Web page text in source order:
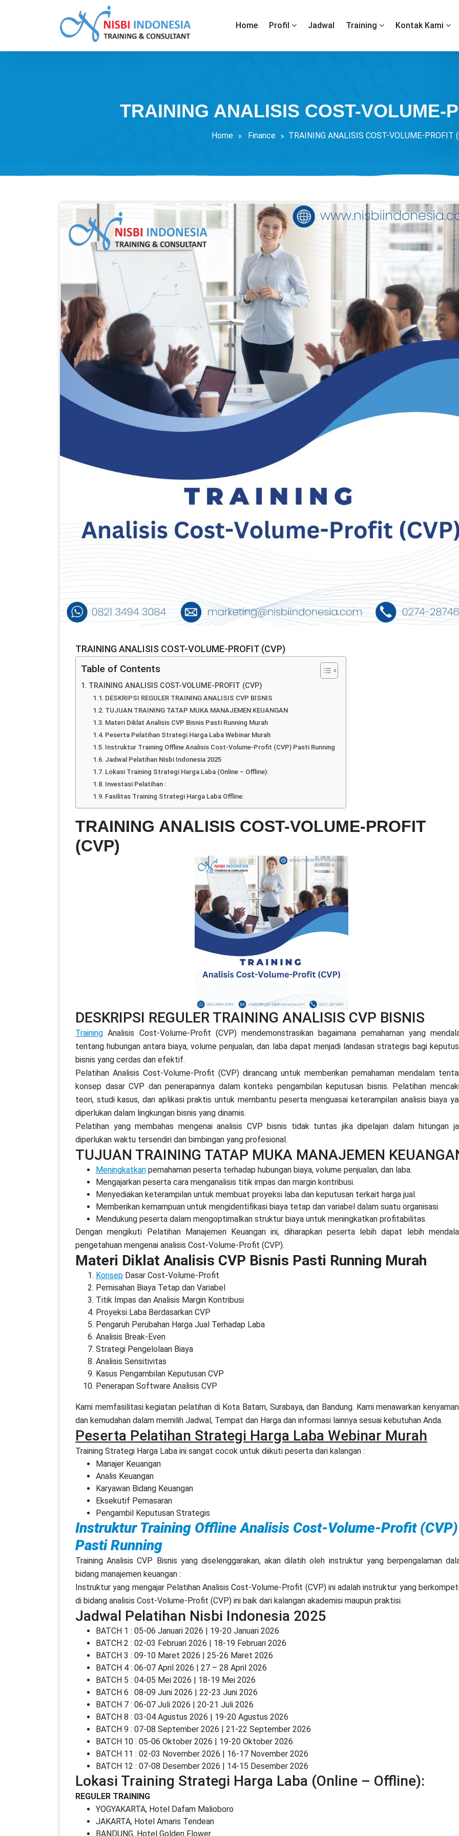
Training Consultant
Home Profil Jadwal Training Kontak Kami
TRAINING ANALISIS COST-VOLUME-
Home Finance TRAINING ANALISIS COST-VOLUME-PROFIT
TRAINING ANALISIS COST-VOLUME-PROFIT (CVP)
Table of Contents
TRAINING ANALISIS COST-VOLUME-PROFIT (CVP)
DESKRIPSI REGULER TRAINING ANALISIS CVP BISNIS
TUJUAN TRAINING TATAP MUKA MANAJEMEN KEUANGAN
Materi Diklat Analisis CVP Bisnis Pasti Running Murah
Peserta Pelatihan Strategi Harga Laba Webinar Murah
Instruktur Training Offline Analisis Cost-Volume-Profit (CVP) Pasti Running
Jadwal Pelatihan Nisbi Indonesia 2025
Lokasi Training Strategi Harga Laba (Online – Offline):
Investasi Pelatihan :
Fasilitas Training Strategi Harga Laba Offline:
TRAINING ANALISIS COST-VOLUME-PROFIT
(CVP)
DESKRIPSI REGULER TRAINING ANALISIS CVP BISNIS
Training Analisis Cost-Volume-Profit (CVP) mendemonstrasikan bagaimana pemahaman yang
tentang hubungan antara biaya, volume penjualan, dan laba dapat menjadi landasan strategis bagi
bisnis yang cerdas dan efektif.
Pelatihan Analisis Cost-Volume-Profit (CVP) dirancang untuk memberikan pemahaman mendalam
konsep dasar CVP dan penerapannya dalam konteks pengambilan keputusan bisnis. Pelatihan
teori, studi kasus, dan aplikasi praktis untuk membantu peserta menguasai keterampilan analisis biaya
diperlukan dalam lingkungan bisnis yang dinamis.
Pelatihan yang membahas mengenai analisis CVP bisnis tidak tuntas jika dipelajari dalam hitungan
diperlukan waktu tersendiri dan bimbingan yang profesional.
TUJUAN TRAINING TATAP MUKA MANAJEMEN
Meningkatkan pemahaman peserta terhadap hubungan biaya, volume penjualan, dan laba.
Mengajarkan peserta cara menganalisis titik impas dan margin kontribusi.
Menyediakan keterampilan untuk membuat proyeksi laba dan keputusan terkait harga jual.
Memberikan kemampuan untuk mengidentifikasi biaya tetap dan variabel dalam suatu organisasi.
Mendukung peserta dalam mengoptimalkan struktur biaya untuk meningkatkan profitabilitas.
Dengan mengikuti Pelatihan Manajemen Keuangan ini, diharapkan peserta lebih dapat lebih
pengetahuan mengenai analisis Cost-Volume-Profit (CVP).
Materi Diklat Analisis CVP Bisnis Pasti Running Murah
Konsep Dasar Cost-Volume-Profit
Pemisahan Biaya Tetap dan Variabel
Titik Impas dan Analisis Margin Kontribusi
Proyeksi Laba Berdasarkan CVP
Pengaruh Perubahan Harga Jual Terhadap Laba
Analisis Break-Even
Strategi Pengelolaan Biaya
Analisis Sensitivitas
Kasus Pengambilan Keputusan CVP
Penerapan Software Analisis CVP
Kami memfasilitasi kegiatan pelatihan di Kota Batam, Surabaya, dan Bandung. Kami menawarkan
dan kemudahan dalam memilih Jadwal, Tempat dan Harga dan informasi lainnya sesuai kebutuhan Anda.
Peserta Pelatihan Strategi Harga Laba Webinar Murah
Training Strategi Harga Laba ini sangat cocok untuk diikuti peserta dari kalangan :
Manajer Keuangan
Analis Keuangan
Karyawan Bidang Keuangan
Eksekutif Pemasaran
Pengambil Keputusan Strategis
Instruktur Training Offline Analisis Cost-Volume-Profit (CVP)
Pasti Running
Training Analisis CVP Bisnis yang diselenggarakan, akan dilatih oleh instruktur yang berpengalaman
bidang manajemen keuangan :
Instruktur yang mengajar Pelatihan Analisis Cost-Volume-Profit (CVP) ini adalah instruktur yang
di bidang analisis Cost-Volume-Profit (CVP) ini baik dari kalangan akademisi maupun praktisi.
Jadwal Pelatihan Nisbi Indonesia 2025
BATCH 1 : 05-06 Januari 2026 | 19-20 Januari 2026
BATCH 2 : 02-03 Februari 2026 | 18-19 Februari 2026
BATCH 3 : 09-10 Maret 2026 | 25-26 Maret 2026
BATCH 4 : 06-07 April 2026 | 27 – 28 April 2026
BATCH 5 : 04-05 Mei 2026 | 18-19 Mei 2026
BATCH 6 : 08-09 Juni 2026 | 22-23 Juni 2026
BATCH 7 : 06-07 Juli 2026 | 20-21 Juli 2026
BATCH 8 : 03-04 Agustus 2026 | 19-20 Agustus 2026
BATCH 9 : 07-08 September 2026 | 21-22 September 2026
BATCH 10 : 05-06 Oktober 2026 | 19-20 Oktober 2026
BATCH 11 : 02-03 November 2026 | 16-17 November 2026
BATCH 12 : 07-08 Desember 2026 | 14-15 Desember 2026
Lokasi Training Strategi Harga Laba (Online – Offline):
REGULER TRAINING
YOGYAKARTA, Hotel Dafam Malioboro
JAKARTA, Hotel Amaris Tendean
BANDUNG, Hotel Golden Flower